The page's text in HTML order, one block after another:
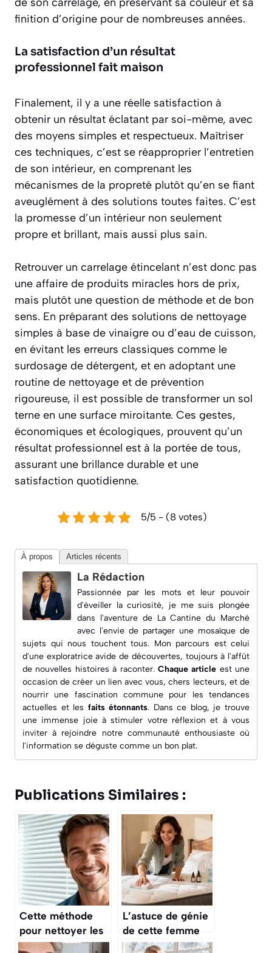
de son carrelage, en préservant sa couleur et sa
finition d’origine pour de nombreuses années.
La satisfaction d’un résultat
professionnel fait maison
Finalement, il y a une réelle satisfaction à
obtenir un résultat éclatant par soi-même, avec
des moyens simples et respectueux. Maîtriser
ces techniques, c’est se réapproprier l’entretien
de son intérieur, en comprenant les
mécanismes de la propreté plutôt qu’en se fiant
aveuglément à des solutions toutes faites. C’est
la promesse d’un intérieur non seulement
propre et brillant, mais aussi plus sain.
Retrouver un carrelage étincelant n’est donc pas
une affaire de produits miracles hors de prix,
mais plutôt une question de méthode et de bon
sens. En préparant des solutions de nettoyage
simples à base de vinaigre ou d’eau de cuisson,
en évitant les erreurs classiques comme le
surdosage de détergent, et en adoptant une
routine de nettoyage et de prévention
rigoureuse, il est possible de transformer un sol
terne en une surface miroitante. Ces gestes,
économiques et écologiques, prouvent qu’un
résultat professionnel est à la portée de tous,
assurant une brillance durable et une
satisfaction quotidienne.
5/5 - (8 votes)
À propos Articles récents
La Rédaction
Passionnée par les mots et leur pouvoir
d'éveiller la curiosité, je me suis plongée
dans l'aventure de La Cantine du Marché
avec l'envie de partager une mosaïque de
sujets qui nous touchent tous. Mon parcours est celui
d'une exploratrice avide de découvertes, toujours à l'affût
de nouvelles histoires à raconter. Chaque article est une
occasion de créer un lien avec vous, chers lecteurs, et de
nourrir une fascination commune pour les tendances
actuelles et les faits étonnants. Dans ce blog, je trouve
une immense joie àstimuler votre réflexion et à vous
inviter à rejoindre notre communauté enthousiaste où
l'information se déguste comme un bon plat.
Publications Similaires :
Cette méthode
pour nettoyer les
stores vénitiens
L’astuce de génie
de cette femme
de ménage pour